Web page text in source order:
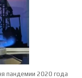
пандемии 2020 года